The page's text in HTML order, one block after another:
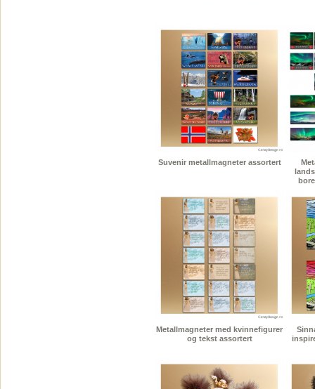
Suvenir metallmagneter assortert
Metallmagneter med kvinnefigurer
og tekst assortert